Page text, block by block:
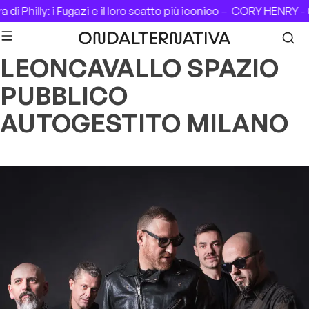
Skip to content
Philly: i Fugazi e il loro scatto più iconico –CORY HENRY -
LEONCAVALLO SPAZIO
PUBBLICO
AUTOGESTITO MILANO